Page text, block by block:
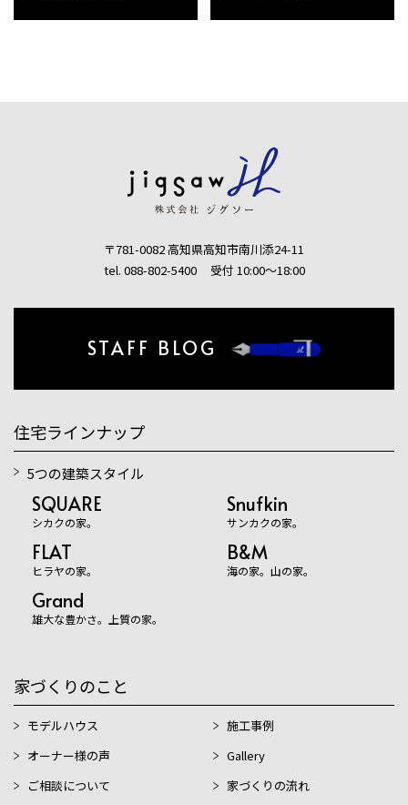
〒781-0082 高知県高知市南川添24-11
tel. 088-802-5400
受付 10:00〜18:00
STAFF BLOG
住宅ラインナップ
5つの建築スタイル
SQUARE
シカクの家。
Snufkin
サンカクの家。
FLAT
ヒラヤの家。
B&M
海の家。山の家。
Grand
雄大な豊かさ。上質の家。
家づくりのこと
モデルハウス
施工事例
オーナー様の声
Gallery
ご相談について
家づくりの流れ